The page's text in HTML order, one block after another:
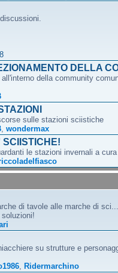
DELLA
della community
sulle stazioni sciistiche
wondermax
le stazioni invernali a
di tavole alle marche di
su strutture e
Ridermarchino